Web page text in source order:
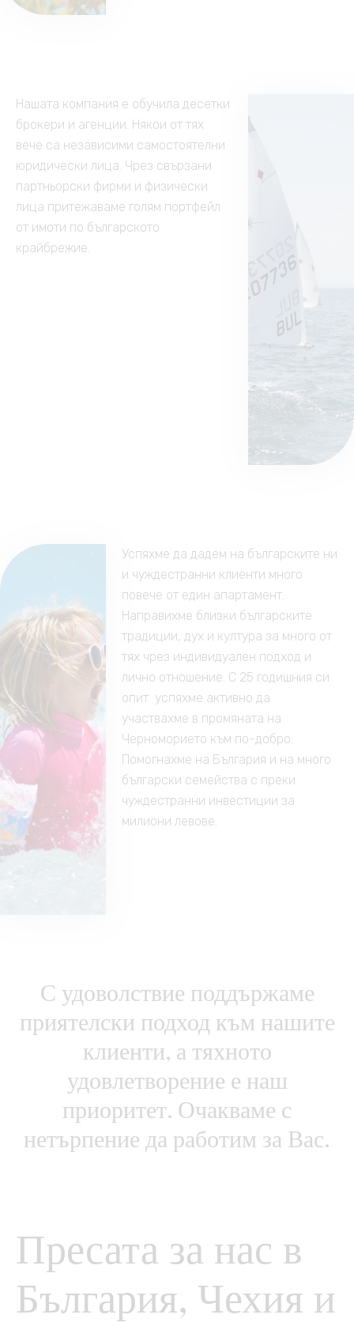
Нашата компания е обучила десетки
брокери и агенции. Някои от тях
вече са независими самостоятелни
юридически лица. Чрез свързани
партньорски фирми и физически
лица притежаваме голям портфейл
от имоти по българското
крайбрежие.
Успяхме да дадем на българските ни
и чуждестранни клиенти много
повече от един апартамент.
Направихме близки българските
традиции, дух и култура за много от
тях чрез индивидуален подход и
лично отношение. С 25 годишния си
опит успяхме активно да
участвахме в промяната на
Черноморието към по-добро.
Помогнахме на България и на много
български семейства с преки
чуждестранни инвестиции за
милиони левове.
С удоволствие поддържаме
приятелски подход към нашите
клиенти, а тяхното
удовлетворение е наш
приоритет. Очакваме с
нетърпение да работим за Вас.
Пресата за нас в
България, Чехия и